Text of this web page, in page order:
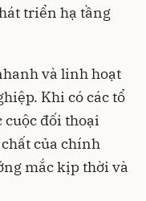
triển hạ tầng
và linh hoạt
Khi có các tổ
cuộc đối thoại
của chính
mắc kịp thời và